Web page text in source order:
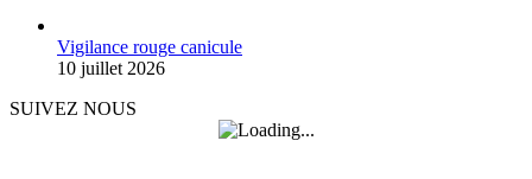
Vigilance rouge canicule
10 juillet 2026
SUIVEZ NOUS